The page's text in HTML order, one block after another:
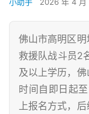
佛山市高明区
救援队战斗员2
及以上学历，
时间自即日起
上报名方式，